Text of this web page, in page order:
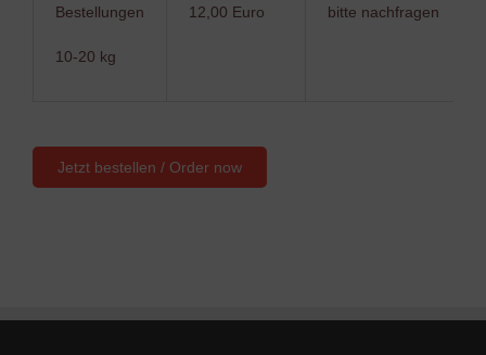
Bestellungen
10-20 kg
12,00 Euro bitte nachfragen